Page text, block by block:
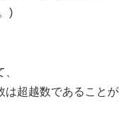
)
は超越数であることが